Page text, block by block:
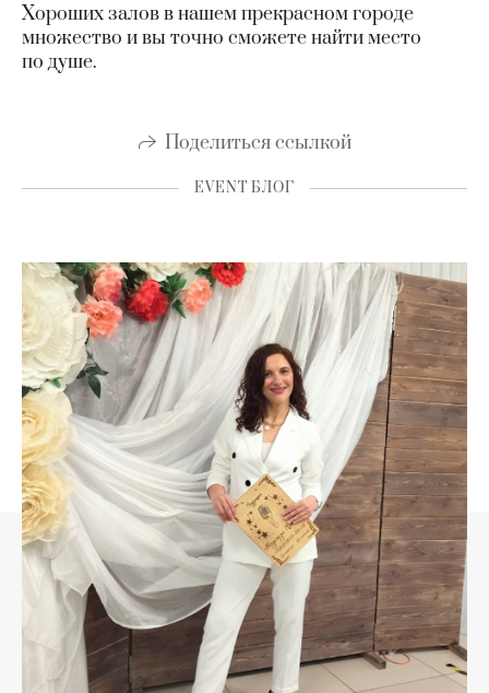
Хороших залов в нашем прекрасном городе
множество и вы точно сможете найти место
по душе.
Поделиться ссылкой
EVENT БЛОГ